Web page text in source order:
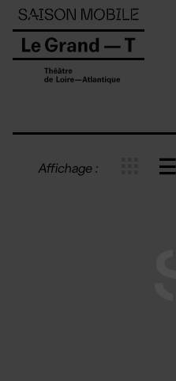
Affichage :
Panneau de gestion des cookies